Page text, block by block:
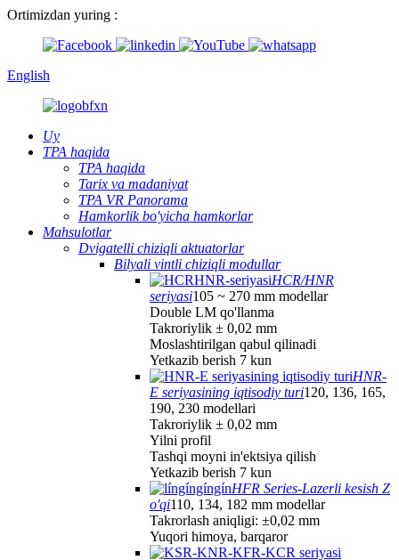
Ortimizdan yuring :
English
Uy
TPA haqida
TPA haqida
Tarix va madaniyat
TPA VR Panorama
Hamkorlik bo'yicha hamkorlar
Mahsulotlar
Dvigatelli chiziqli aktuatorlar
Bilyali vintli chiziqli modullar
HCR/HNR
seriyasi105 ~ 270 mm modellar
Double LM qo'llanma
Takroriylik ± 0,02 mm
Moslashtirilgan qabul qilinadi
Yetkazib berish 7 kun
HNR-
E seriyasining iqtisodiy turi120, 136, 165,
190, 230 modellari
Takroriylik ± 0,02 mm
Yilni profil
Tashqi moyni in'ektsiya qilish
Yetkazib berish 7 kun
HFR Series-Lazerli kesish Z
o'qi110, 134, 182 mm modellar
Takrorlash aniqligi: ±0,02 mm
Yuqori himoya, barqaror